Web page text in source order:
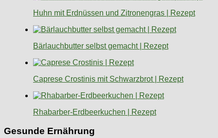
Huhn mit Erdnüssen und Zitronengras | Rezept
Bärlauchbutter selbst gemacht | Rezept
Caprese Crostinis mit Schwarzbrot | Rezept
Rhabarber-Erdbeerkuchen | Rezept
Gesunde Ernährung